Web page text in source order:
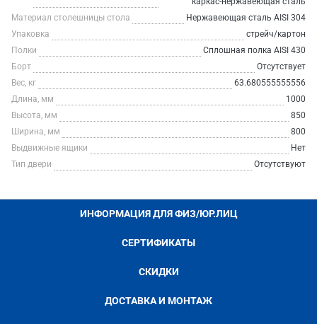
Материал столешницы стола
Нержавеющая сталь AISI 304
Упаковка
стрейч/картон
Полки
Сплошная полка AISI 430
Борт
Отсутствует
Вес, кг
63.680555555556
Длина, мм
1000
Высота, мм
850
Ширина, мм
800
Выдвижные ящики
Нет
Тип двери
Отсутствуют
ИНФОРМАЦИЯ ДЛЯ ФИЗ/ЮР.ЛИЦ
СЕРТИФИКАТЫ
СКИДКИ
ДОСТАВКА И МОНТАЖ